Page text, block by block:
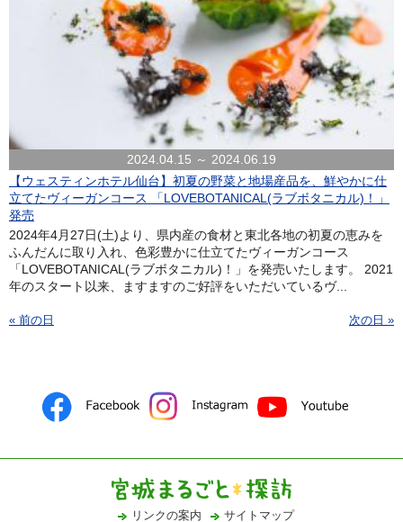
2024.04.15 ～ 2024.06.19
【ウェスティンホテル仙台】初夏の野菜と地場産品を、鮮やかに仕
立てたヴィーガンコース 「LOVEBOTANICAL(ラブボタニカル)！」
発売
2024年4月27日(土)より、県内産の食材と東北各地の初夏の恵みを
ふんだんに取り入れ、色彩豊かに仕立てたヴィーガンコース
「LOVEBOTANICAL(ラブボタニカル)！」を発売いたします。 2021
年のスタート以来、ますますのご好評をいただいているヴ...
« 前の日 次の日 »
リンクの案内 サイトマップ